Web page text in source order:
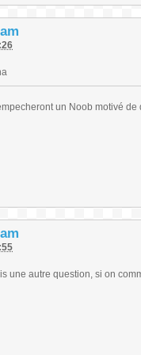
un Noob motivé
une autre question, si on